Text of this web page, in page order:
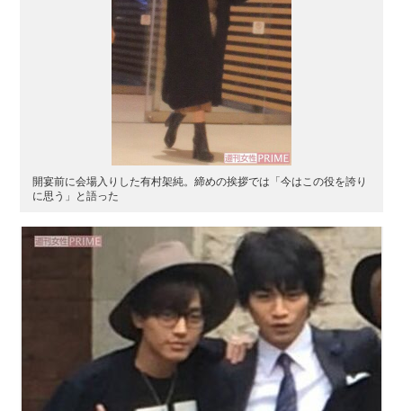
開宴前に会場入りした有村架純。締めの挨拶では「今はこの役を誇り
に思う」と語った